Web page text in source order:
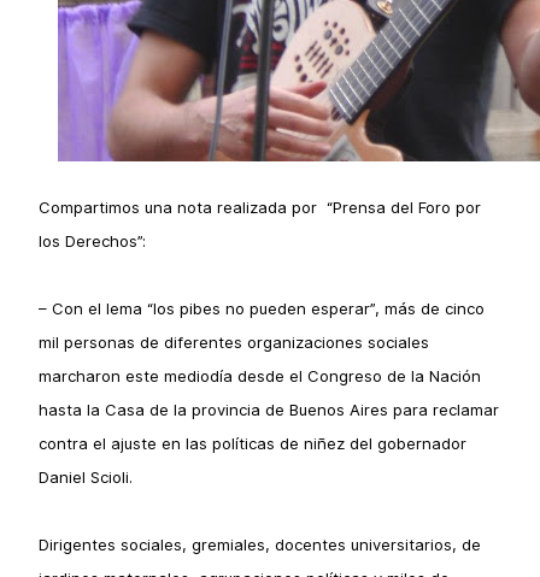
Compartimos una nota realizada por “Prensa del Foro por
los Derechos”:
– Con el lema “los pibes no pueden esperar”, más de cinco
mil personas de diferentes organizaciones sociales
marcharon este mediodía desde el Congreso de la Nación
hasta la Casa de la provincia de Buenos Aires para reclamar
contra el ajuste en las políticas de niñez del gobernador
Daniel Scioli.
Dirigentes sociales, gremiales, docentes universitarios, de